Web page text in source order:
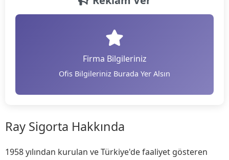
Firma Bilgileriniz
Ofis Bilgileriniz Burada Yer Alsın
Ray Sigorta Hakkında
1958 yılından kurulan ve Türkiye'de faaliyet gösteren